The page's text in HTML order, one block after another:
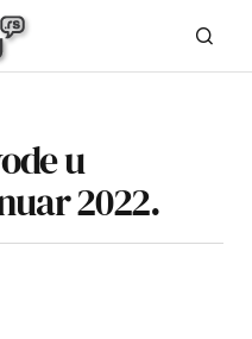
u
2022.